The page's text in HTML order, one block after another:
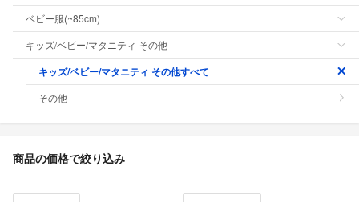
ベビー服(~85cm)
キッズ/ベビー/マタニティ その他
キッズ/ベビー/マタニティ その他すべて
その他
商品の価格で絞り込み